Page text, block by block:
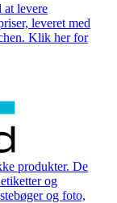
at levere
leveret med
Klik her for
produkter. De
og
og foto,